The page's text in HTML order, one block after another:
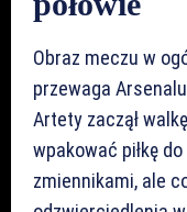
Obraz meczu w
przewaga
Artety zaczął
wpakować piłkę
zmiennikami, ale